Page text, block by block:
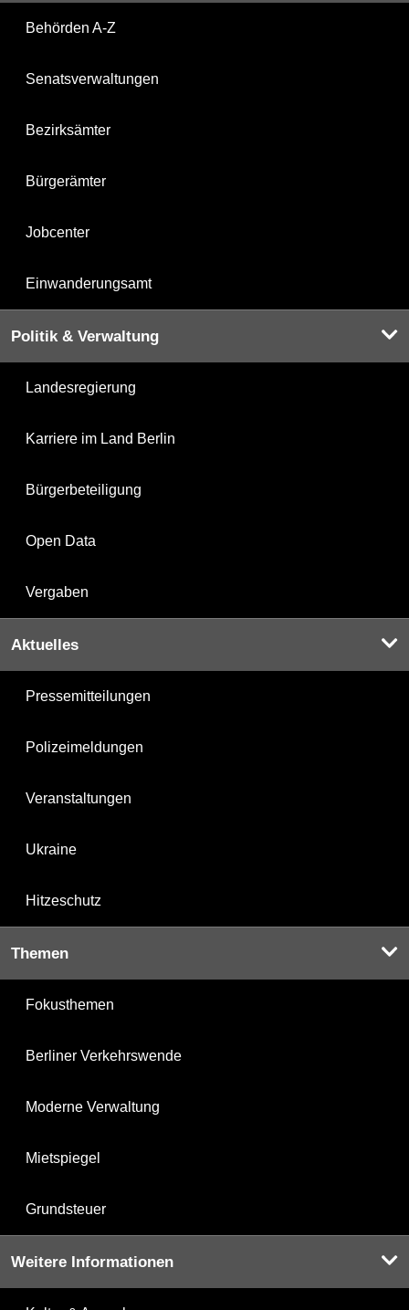
Behörden A-Z
Senatsverwaltungen
Bezirksämter
Bürgerämter
Jobcenter
Einwanderungsamt
Politik & Verwaltung
Landesregierung
Karriere im Land Berlin
Bürgerbeteiligung
Open Data
Vergaben
Aktuelles
Pressemitteilungen
Polizeimeldungen
Veranstaltungen
Ukraine
Hitzeschutz
Themen
Fokusthemen
Berliner Verkehrswende
Moderne Verwaltung
Mietspiegel
Grundsteuer
Weitere Informationen